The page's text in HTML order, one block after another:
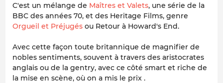
C'est un mélange de Maîtres et Valets, une série de la
BBC des années 70, et des Heritage Films, genre
Orgueil et Préjugés ou Retour à Howard's End.
Avec cette façon toute britannique de magnifier de
nobles sentiments, souvent à travers des aristocrates
anglais ou de la gentry, avec ce côté smart et riche de
la mise en scène, où on a mis le prix .